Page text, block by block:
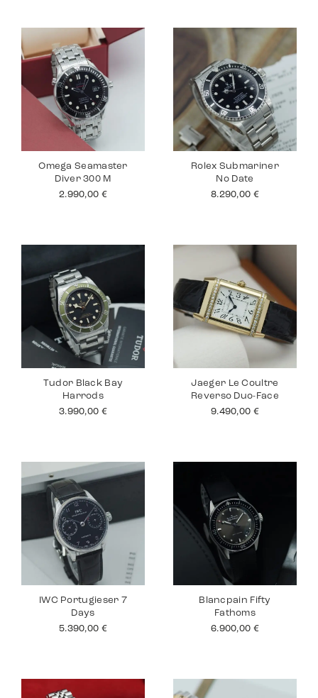
Omega Seamaster
Diver 300 M
2.990,00 €
Rolex Submariner
No Date
8.290,00 €
Tudor Black Bay
Harrods
3.990,00 €
Jaeger Le Coultre
Reverso Duo-Face
9.490,00 €
IWC Portugieser 7
Days
5.390,00 €
Blancpain Fifty
Fathoms
6.900,00 €